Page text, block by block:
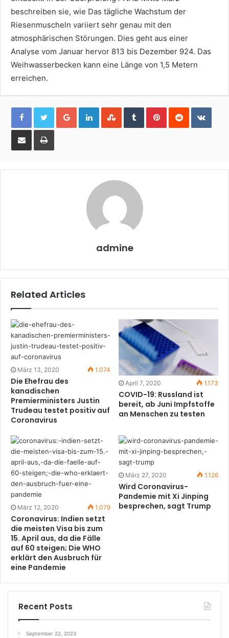
beschreiben sie, wie Das tägliche Wachstum der
Riesenmuscheln variiert sehr genau mit den
atmosphärischen Störungen. Dies geht aus einer
Analyse vom Januar hervor 813 bis Dezember 924. Das
Weihwasserbecken kann eine Länge von 1,5 Metern
erreichen.
Google+LinkedInStumbleUpon
TumblrPinterestReddit
Share
Email
Print
admine
Related Articles
März 13, 2020 1.074
Die Ehefrau des
kanadischen
Premierministers Justin
Trudeau testet positiv auf
Coronavirus
April 7, 2020 1.173
COVID-19: Russland ist
bereit, ab Juni Impfstoffe
an Menschen zu testen
März 12, 2020 1.079
Coronavirus: Indien setzt
die meisten Visa bis zum
15. April aus, da die Fälle
auf 60 steigen; Die WHO
erklärt den Ausbruch für
eine Pandemie
März 27, 2020 1.126
Wird Coronavirus-
Pandemie mit Xi Jinping
besprechen, sagt Trump
Recent Posts
September 22, 2023